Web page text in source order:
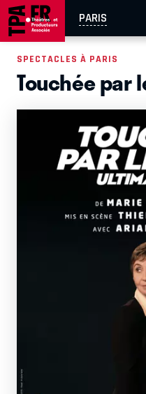
PARIS
AIX-MARSEILLE
EN TOURNÉE
SPECTACLES À PARIS
Touchée par